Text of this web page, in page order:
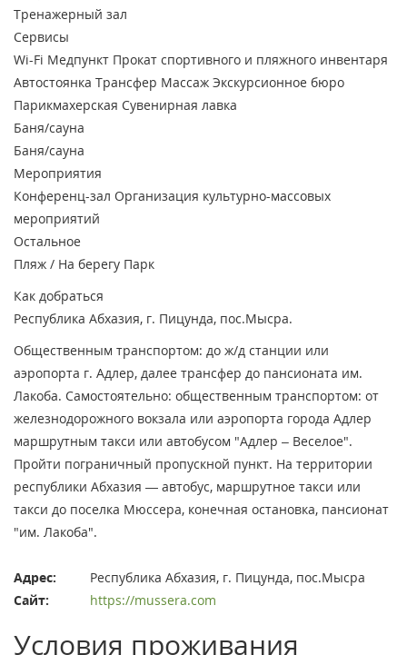
Тренажерный зал
Сервисы
Wi-Fi Медпункт Прокат спортивного и пляжного инвентаря
Автостоянка Трансфер Массаж Экскурсионное бюро
Парикмахерская Сувенирная лавка
Баня/сауна
Баня/сауна
Мероприятия
Конференц-зал Организация культурно-массовых
мероприятий
Остальное
Пляж / На берегу Парк
Как добраться
Республика Абхазия, г. Пицунда, пос.Мысра.
Общественным транспортом: до ж/д станции или
аэропорта г. Адлер, далее трансфер до пансионата им.
Лакоба. Самостоятельно: общественным транспортом: от
железнодорожного вокзала или аэропорта города Адлер
маршрутным такси или автобусом "Адлер – Веселое".
Пройти пограничный пропускной пункт. На территории
республики Абхазия — автобус, маршрутное такси или
такси до поселка Мюссера, конечная остановка, пансионат
"им. Лакоба".
Адрес:
Республика Абхазия, г. Пицунда, пос.Мысра
Сайт:
https://mussera.com
Условия проживания